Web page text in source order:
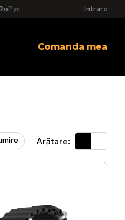
Рус Intrare
Comanda mea
Arătare: